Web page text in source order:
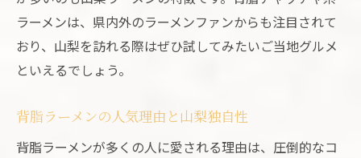
ラーメンは、県内外のラーメンファンからも注目されて
おり、山梨を訪れる際はぜひ試してみたいご当地グルメ
といえるでしょう。
背脂ラーメンの人気理由と山梨独自性
背脂ラーメンが多くの人に愛される理由は、圧倒的なコ